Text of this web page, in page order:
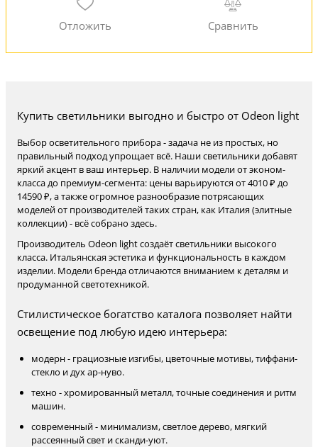
Купить светильники выгодно и быстро от Odeon light
Выбор осветительного прибора - задача не из простых, но
правильный подход упрощает всё. Наши светильники добавят
яркий акцент в ваш интерьер. В наличии модели от эконом-
класса до премиум-сегмента: цены варьируются от 4010 ₽ до
14590 ₽, а также огромное разнообразие потрясающих
моделей от производителей таких стран, как Италия (элитные
коллекции) - всё собрано здесь.
Производитель Odeon light создаёт светильники высокого
класса. Итальянская эстетика и функциональность в каждом
изделии. Модели бренда отличаются вниманием к деталям и
продуманной светотехникой.
Стилистическое богатство каталога позволяет найти
освещение под любую идею интерьера:
модерн - грациозные изгибы, цветочные мотивы, тиффани-
стекло и дух ар-нуво.
техно - хромированный металл, точные соединения и ритм
машин.
современный - минимализм, светлое дерево, мягкий
рассеянный свет и сканди-уют.